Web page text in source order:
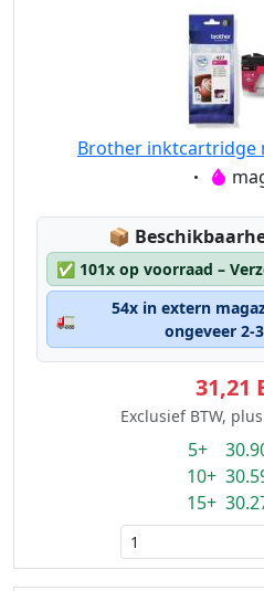
Brother inktcartridge
📦 Lagerstatus:
✅ 101x op voorraad –
🚛
54x in extern
ongeveer 2-
31,21
Exclusief BTW,
5+
10+
15+